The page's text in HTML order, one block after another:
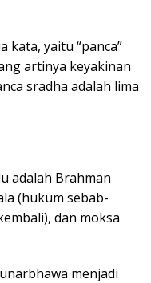
kata, yaitu “panca”
artinya keyakinan
sradha adalah lima
adalah Brahman
(hukum sebab-
dan moksa
menjadi